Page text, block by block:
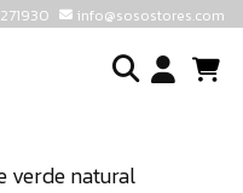
info@sosostores.com
verde natural